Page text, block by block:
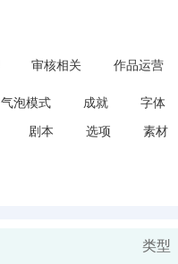
审核相关 作品运营
气泡模式 成就 字体
剧本 选项 素材
类型